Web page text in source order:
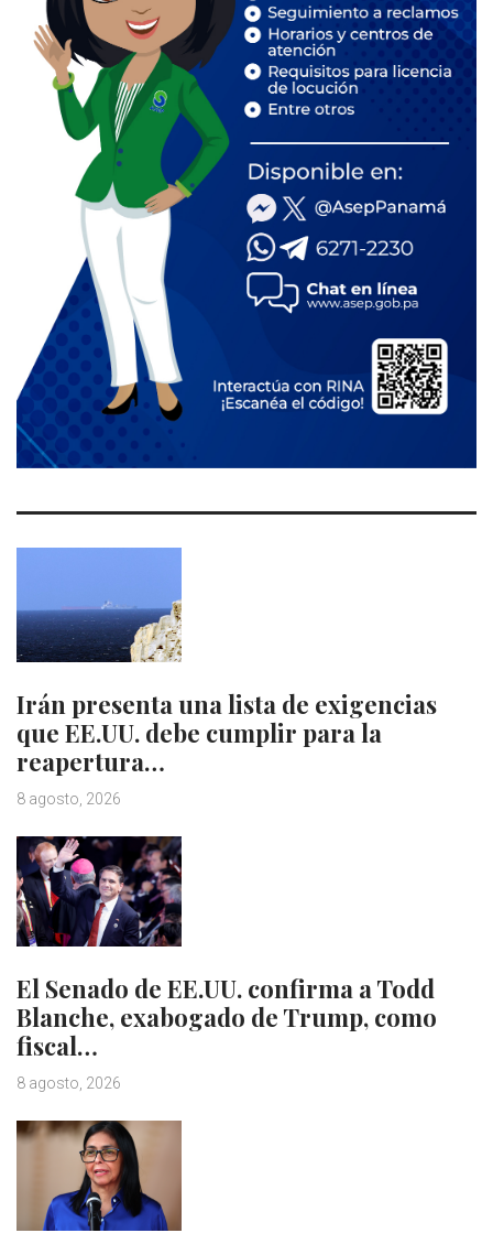
Irán presenta una lista de exigencias
que EE.UU. debe cumplir para la
reapertura…
8 agosto, 2026
El Senado de EE.UU. confirma a Todd
Blanche, exabogado de Trump, como
fiscal…
8 agosto, 2026